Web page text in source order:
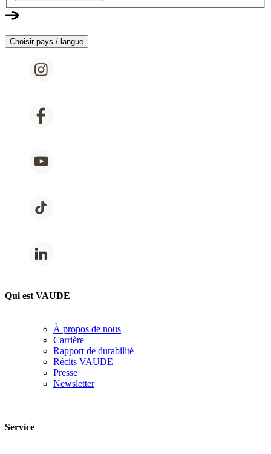
Choisir pays / langue
Qui est VAUDE
À propos de nous
Carrière
Rapport de durabilité
Récits VAUDE
Presse
Newsletter
Service